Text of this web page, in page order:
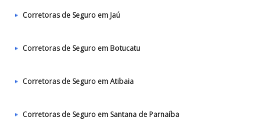
Corretoras de Seguro em Jaú
Corretoras de Seguro em Botucatu
Corretoras de Seguro em Atibaia
Corretoras de Seguro em Santana de Parnaíba